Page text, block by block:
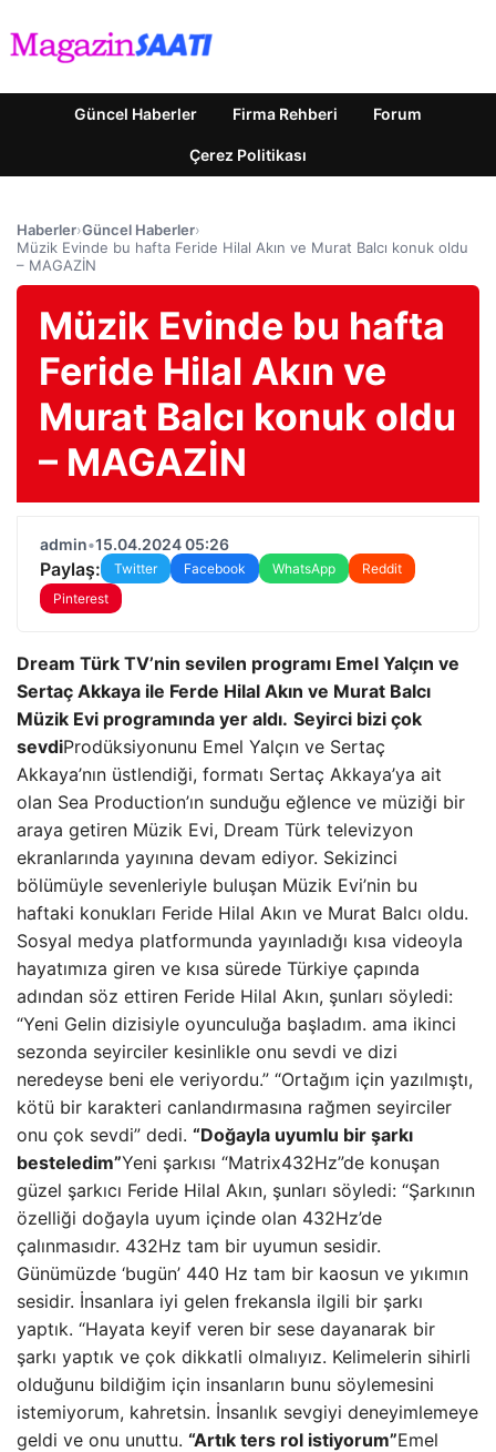
Güncel Haberler Firma Rehberi Forum
Çerez Politikası
Haberler›Güncel Haberler›
Müzik Evinde bu hafta Feride Hilal Akın ve Murat Balcı konuk oldu
– MAGAZİN
Müzik Evinde bu hafta
Feride Hilal Akın ve
Murat Balcı konuk oldu
– MAGAZİN
admin•15.04.2024 05:26
Paylaş: Twitter Facebook WhatsApp
Reddit
Pinterest
Dream Türk TV’nin sevilen programı Emel Yalçın ve
Sertaç Akkaya ile Ferde Hilal Akın ve Murat Balcı
Müzik Evi programında yer aldı. Seyirci bizi çok
sevdiProdüksiyonunu Emel Yalçın ve Sertaç
Akkaya’nın üstlendiği, formatı Sertaç Akkaya’ya ait
olan Sea Production’ın sunduğu eğlence ve müziği bir
araya getiren Müzik Evi, Dream Türk televizyon
ekranlarında yayınına devam ediyor. Sekizinci
bölümüyle sevenleriyle buluşan Müzik Evi’nin bu
haftaki konukları Feride Hilal Akın ve Murat Balcı oldu.
Sosyal medya platformunda yayınladığı kısa videoyla
hayatımıza giren ve kısa sürede Türkiye çapında
adından söz ettiren Feride Hilal Akın, şunları söyledi:
“Yeni Gelin dizisiyle oyunculuğa başladım. ama ikinci
sezonda seyirciler kesinlikle onu sevdi ve dizi
neredeyse beni ele veriyordu.” “Ortağım için yazılmıştı,
kötü bir karakteri canlandırmasına rağmen seyirciler
onu çok sevdi” dedi. “Doğayla uyumlu bir şarkı
besteledim”Yeni şarkısı “Matrix432Hz”de konuşan
güzel şarkıcı Feride Hilal Akın, şunları söyledi: “Şarkının
özelliği doğayla uyum içinde olan 432Hz’de
çalınmasıdır. 432Hz tam bir uyumun sesidir.
Günümüzde ‘bugün’ 440 Hz tam bir kaosun ve yıkımın
sesidir. İnsanlara iyi gelen frekansla ilgili bir şarkı
yaptık. “Hayata keyif veren bir sese dayanarak bir
şarkı yaptık ve çok dikkatli olmalıyız. Kelimelerin sihirli
olduğunu bildiğim için insanların bunu söylemesini
istemiyorum, kahretsin. İnsanlık sevgiyi deneyimlemeye
geldi ve onu unuttu. “Artık ters rol istiyorum”Emel